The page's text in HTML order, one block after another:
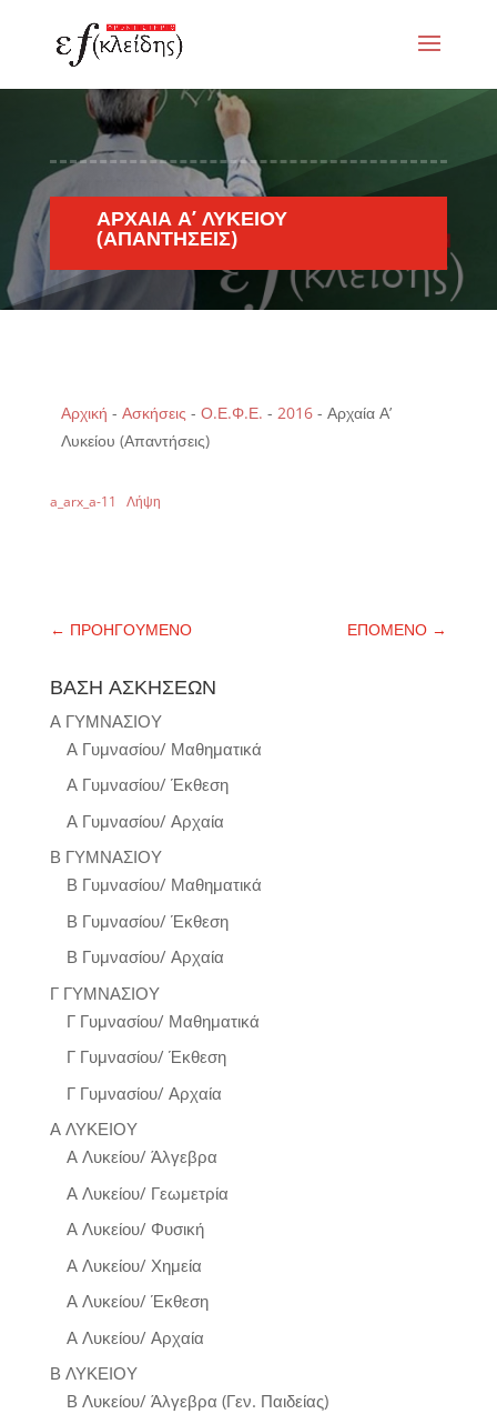
ΑΡΧΑΊΑ Α’ ΛΥΚΕΊΟΥ
(ΑΠΑΝΤΉΣΕΙΣ)
Αρχική - Ασκήσεις - Ο.Ε.Φ.Ε. - 2016- Αρχαία Α’
Λυκείου (Απαντήσεις)
a_arx_a-11 Λήψη
← ΠΡΟΗΓΟΥΜΕΝΟ ΕΠΟΜΕΝΟ →
ΒΑΣΗ ΑΣΚΗΣΕΩΝ
Α ΓΥΜΝΑΣΙΟΥ
Α Γυμνασίου/ Μαθηματικά
Α Γυμνασίου/ Έκθεση
Α Γυμνασίου/ Αρχαία
Β ΓΥΜΝΑΣΙΟΥ
Β Γυμνασίου/ Μαθηματικά
Β Γυμνασίου/ Έκθεση
Β Γυμνασίου/ Αρχαία
Γ ΓΥΜΝΑΣΙΟΥ
Γ Γυμνασίου/ Μαθηματικά
Γ Γυμνασίου/ Έκθεση
Γ Γυμνασίου/ Αρχαία
Α ΛΥΚΕΙΟΥ
Α Λυκείου/ Άλγεβρα
Α Λυκείου/ Γεωμετρία
Α Λυκείου/ Φυσική
Α Λυκείου/ Χημεία
Α Λυκείου/ Έκθεση
Α Λυκείου/ Αρχαία
Β ΛΥΚΕΙΟΥ
Β Λυκείου/ Άλγεβρα (Γεν. Παιδείας)